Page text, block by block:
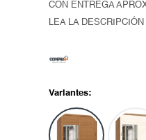
CON ENTREGA
LEA LA
Variantes: